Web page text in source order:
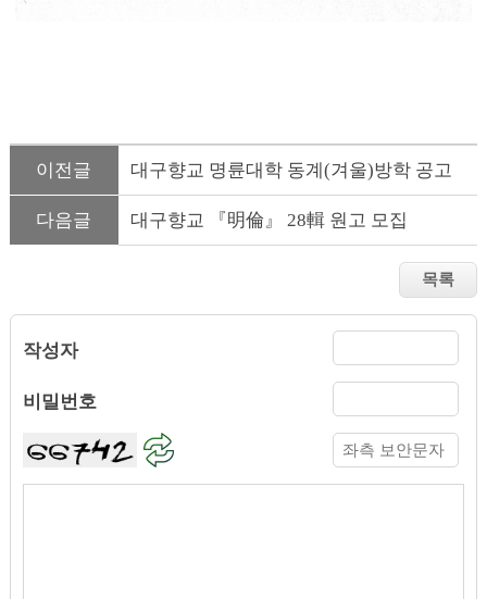
이전글 대구향교 명륜대학 동계(겨울)방학 공고
다음글 대구향교 『明倫』 28輯 원고 모집
작성자
비밀번호